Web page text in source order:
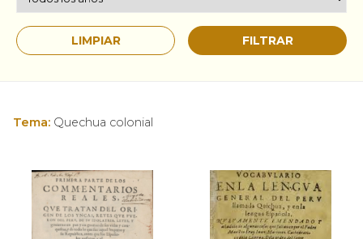
Tema: Quechua colonial